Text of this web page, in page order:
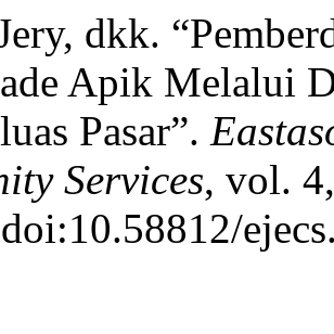
dkk.
Apik Melalui
Pasar”.
Services, vol.